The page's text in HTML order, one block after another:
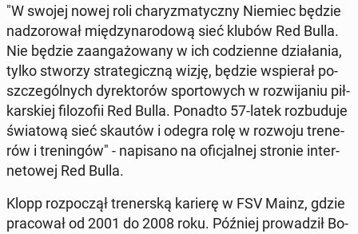
"W swojej nowej roli cha­ry­zma­tycz­ny Niemiec będzie
nad­zo­ro­wał mię­dzy­na­ro­do­wą sieć klubów Red Bulla.
Nie będzie za­an­ga­żo­wa­ny w ich co­dzien­ne dzia­ła­nia,
tylko stworzy stra­te­gicz­ną wizję, będzie wspie­rał po­
szcze­gól­nych dy­rek­to­rów spor­to­wych w roz­wi­ja­niu pił­
kar­skiej fi­lo­zo­fii Red Bulla. Ponadto 57-latek roz­bu­du­je
świa­to­wą sieć skautów i odegra rolę w rozwoju tre­ne­
rów i tre­nin­gów" - na­pi­sa­no na ofi­cjal­nej stronie in­ter­
ne­to­wej Red Bulla.
Klopp roz­po­czął tre­ner­ską karierę w FSV Mainz, gdzie
pra­co­wał od 2001 do 2008 roku. Później pro­wa­dził Bo­